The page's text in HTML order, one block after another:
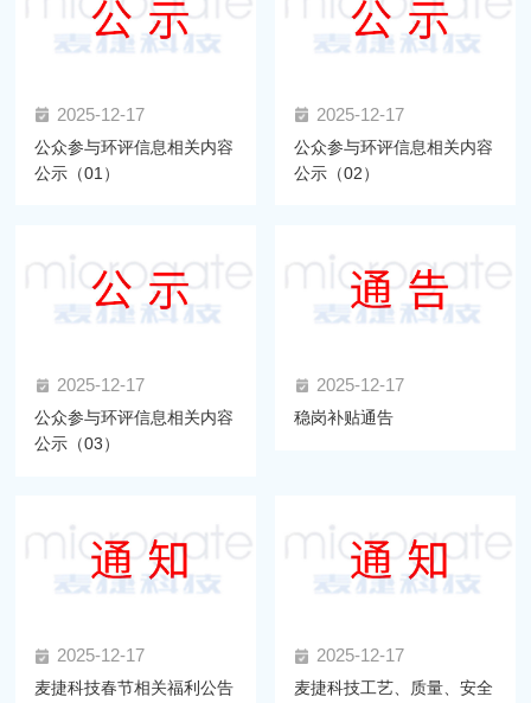
2025-12-17
公众参与环评信息相关内容
公示（01）
2025-12-17
公众参与环评信息相关内容
公示（02）
2025-12-17
公众参与环评信息相关内容
公示（03）
2025-12-17
稳岗补贴通告
2025-12-17
麦捷科技春节相关福利公告
2025-12-17
麦捷科技工艺、质量、安全